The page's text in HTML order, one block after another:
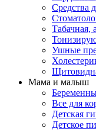
Средства
Табачная,
Ушные
Мама и малыш
Все для
Детская
Детское